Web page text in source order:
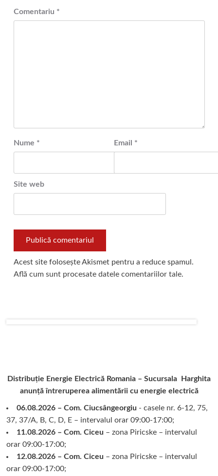
Comentariu *
Nume * Email *
Site web
Acest site folosește Akismet pentru a reduce spamul.
Află cum sunt procesate datele comentariilor tale.
Distribuție Energie Electrică Romania – Sucursala Harghita
anunță întreruperea alimentării cu energie electrică
06.08.2026 – Com. Ciucsângeorgiu - casele nr. 6-12, 75,
37, 37/A, B, C, D, E – intervalul orar 09:00-17:00;
11.08.2026 – Com. Ciceu – zona Piricske – intervalul
orar 09:00-17:00;
12.08.2026 – Com. Ciceu – zona Piricske – intervalul
orar 09:00-17:00;